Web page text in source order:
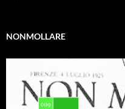
NONMOLLARE